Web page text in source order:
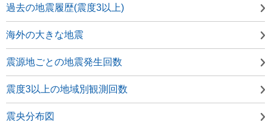
過去の地震履歴(震度3以上)
海外の大きな地震
震源地ごとの地震発生回数
震度3以上の地域別観測回数
震央分布図